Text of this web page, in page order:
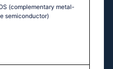
(complementary metal-
semiconductor)